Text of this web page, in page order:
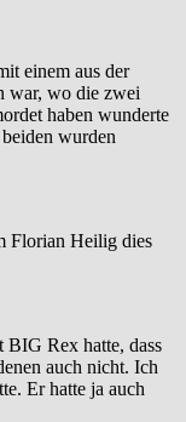
einem aus der
war, wo die zwei
haben wunderte
wurden
Florian Heilig dies
BIG Rex hatte, dass
auch nicht. Ich
Er hatte ja auch